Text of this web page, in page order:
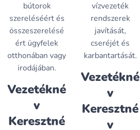
bútorok
szereléséért és
összeszerelésé
ért ügyfelek
otthonában vagy
irodájában.
Vezetékné
v
Keresztné
vízvezeték
rendszerek
javítását,
cseréjét és
karbantartását.
Vezetékné
v
Keresztné
v